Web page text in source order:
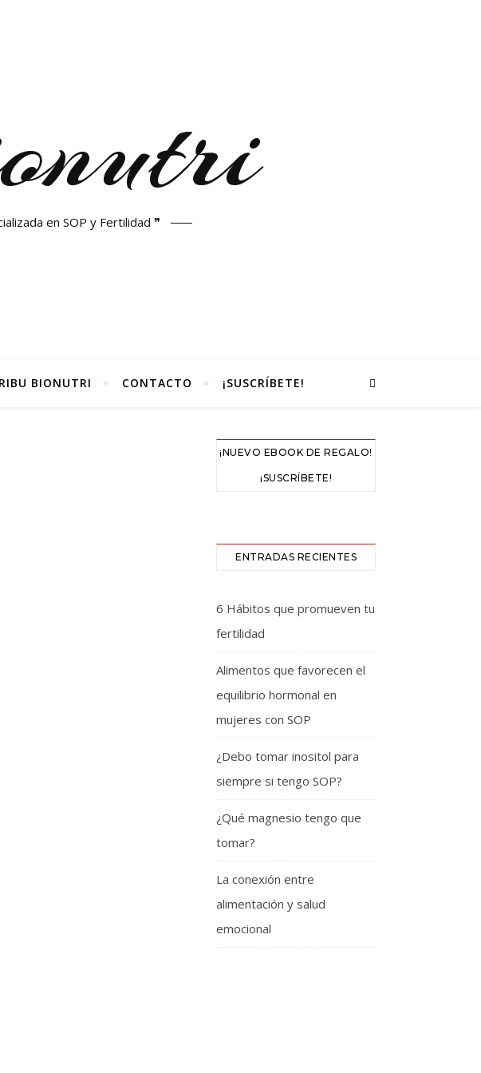
en SOP y Fertilidad ❞
BIONUTRI CONTACTO ¡SUSCRÍBETE!
¡NUEVO EBOOK DE REGALO!
¡SUSCRÍBETE!
ENTRADAS RECIENTES
6 Hábitos que promueven tu
fertilidad
Alimentos que favorecen el
equilibrio hormonal en
mujeres con SOP
¿Debo tomar inositol para
siempre si tengo SOP?
¿Qué magnesio tengo que
tomar?
La conexión entre
alimentación y salud
emocional